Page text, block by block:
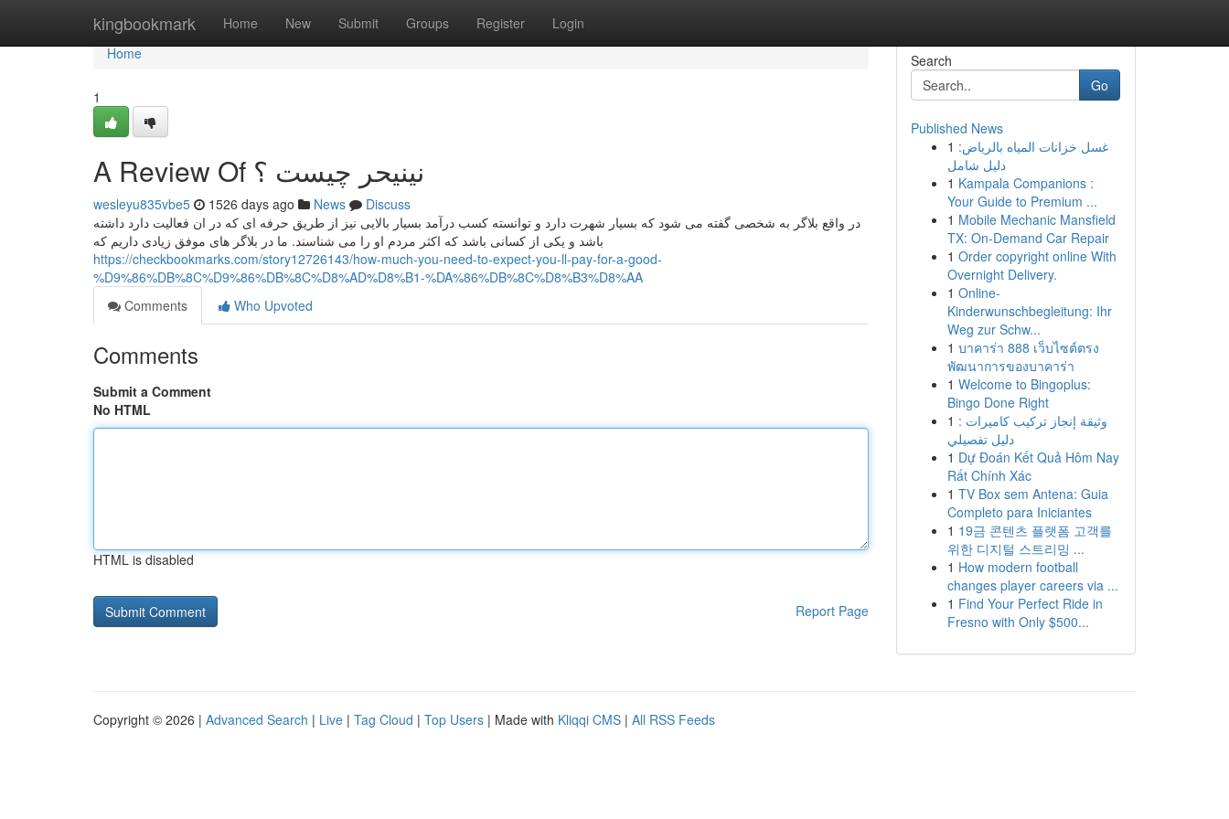
kingbookmark Home New Submit Groups Register Login
Home
Home
1
A Review Of نینیحر چیست ؟
wesleyu835vbe5 1526 days ago News
Discuss
در واقع بلاگر به شخصی گفته می شود که بسیار شهرت دارد و توانسته کسب درآمد بسیار بالایی نیز از طریق حرفه ای که در ان فعالیت دارد داشته
باشد و یکی از کسانی باشد که اکثر مردم او را می‌ شناسند. ما در بلاگر های موفق زیادی داریم که
https://checkbookmarks.com/story12726143/how-much-you-need-to-expect-you-ll-pay-for-a-good-
%D9%86%DB%8C%D9%86%DB%8C%D8%AD%D8%B1-%DA%86%DB%8C%D8%B3%D8%AA
Comments
Who Upvoted
Comments
Submit a Comment
No HTML
HTML is disabled
Report Page
Search
Go
Published News
1 غسل خزانات المياه بالرياض:
دليل شامل
1 Kampala Companions :
Your Guide to Premium ...
1 Mobile Mechanic Mansfield
TX: On-Demand Car Repair
1 Order copyright online With
Overnight Delivery.
1 Online-
Kinderwunschbegleitung: Ihr
Weg zur Schw...
1 บาคาร่า 888 เว็บไซต์ตรง
พัฒนาการของบาคาร่า
1 Welcome to Bingoplus:
Bingo Done Right
1 وثيقة إنجاز تركيب كاميرات :
دليل تفصيلي
1 Dự Đoán Kết Quả Hôm Nay
Rất Chính Xác
1 TV Box sem Antena: Guia
Completo para Iniciantes
1 19금 콘텐츠 플랫폼 고객를
위한 디지털 스트리밍 ...
1 How modern football
changes player careers via ...
1 Find Your Perfect Ride in
Fresno with Only $500...
Copyright © 2026 | Advanced Search | Live | Tag Cloud | Top Users | Made with Kliqqi CMS | All RSS Feeds